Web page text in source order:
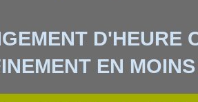
D'HEURE
EN